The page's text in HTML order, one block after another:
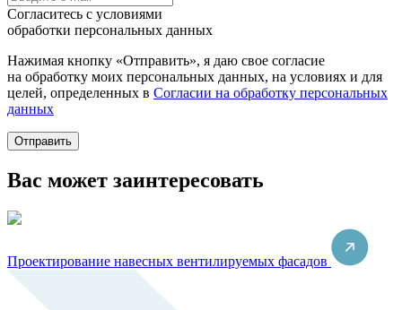
Согласитесь с условиями
обработки персональных данных
Нажимая кнопку «Отправить», я даю свое согласие
на обработку моих персональных данных, на условиях и для
целей, определенных в Согласии на обработку персональных
данных
Отправить
Вас может заинтересовать
Проектирование навесных вентилируемых фасадов